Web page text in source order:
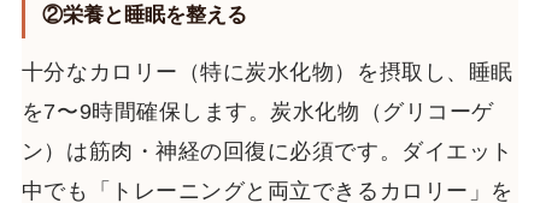
②栄養と睡眠を整える
十分なカロリー（特に炭水化物）を摂取し、睡眠
を7〜9時間確保します。炭水化物（グリコーゲ
ン）は筋肉・神経の回復に必須です。ダイエット
中でも「トレーニングと両立できるカロリー」を